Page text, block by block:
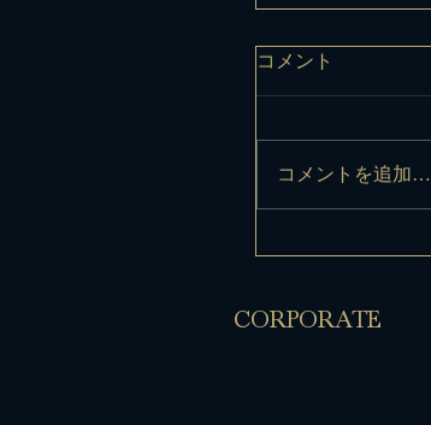
コメント
コメントを追加…
​CORPORATE